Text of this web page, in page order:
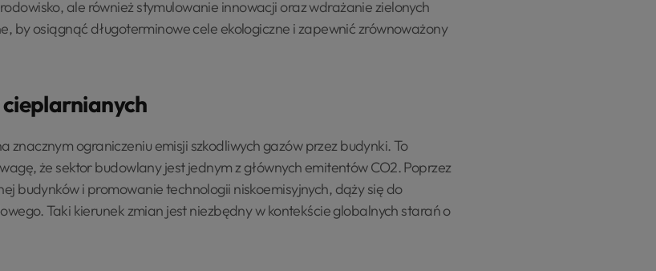
ale również stymulowanie innowacji oraz wdrażanie zielonych
by osiągnąć długoterminowe cele ekologiczne i zapewnić zrównoważony
znacznym ograniczeniu emisji szkodliwych gazów przez budynki. To
że sektor budowlany jest jednym z głównych emitentów CO2. Poprzez
budynków i promowanie technologii niskoemisyjnych, dąży się do
Taki kierunek zmian jest niezbędny w kontekście globalnych starań o